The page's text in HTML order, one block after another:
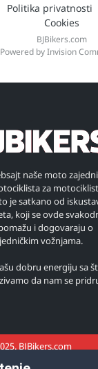
Politika privatnosti
Cookies
BJBikers.com
Powered by Invision
naše moto
za
je satkano od
koji se ovde
i dogovaraju o
vožnjama.
dobru energiju sa
da nam se
BJBikers.com